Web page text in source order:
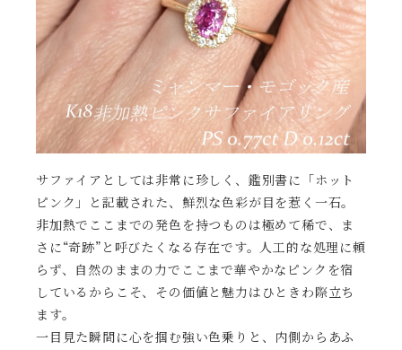
サファイアとしては非常に珍しく、鑑別書に「ホット
ピンク」と記載された、鮮烈な色彩が目を惹く一石。
非加熱でここまでの発色を持つものは極めて稀で、ま
さに“奇跡”と呼びたくなる存在です。人工的な処理に頼
らず、自然のままの力でここまで華やかなピンクを宿
しているからこそ、その価値と魅力はひときわ際立ち
ます。
一目見た瞬間に心を掴む強い色乗りと、内側からあふ